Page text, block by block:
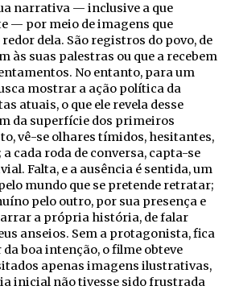
narrativa — inclusive a que
— por meio de imagens que
dela. São registros do povo, de
às suas palestras ou que a recebem
No entanto, para um
mostrar a ação política da
atuais, o que ele revela desse
da superfície dos primeiros
vê-se olhares tímidos, hesitantes,
cada roda de conversa, capta-se
Falta, e a ausência é sentida, um
mundo que se pretende retratar;
pelo outro, por sua presença e
a própria história, de falar
anseios. Sem a protagonista, fica
da boa intenção, o filme obteve
apenas imagens ilustrativas,
inicial não tivesse sido frustrada